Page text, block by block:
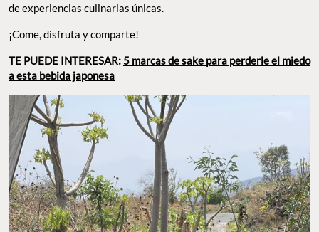
de experiencias culinarias únicas.
¡Come, disfruta y comparte!
TE PUEDE INTERESAR: 5 marcas de sake para perderle el miedo
a esta bebida japonesa